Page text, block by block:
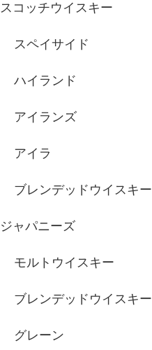
スコッチウイスキー
スペイサイド
ハイランド
アイランズ
アイラ
ブレンデッドウイスキー
ジャパニーズ
モルトウイスキー
ブレンデッドウイスキー
グレーン